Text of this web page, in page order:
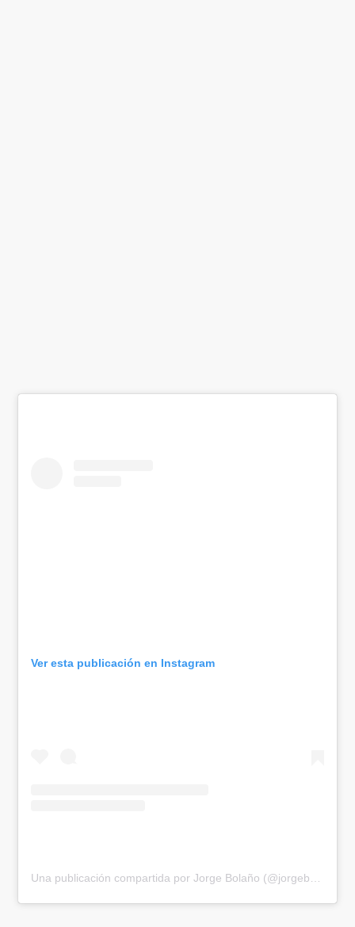
Ver esta publicación en Instagram